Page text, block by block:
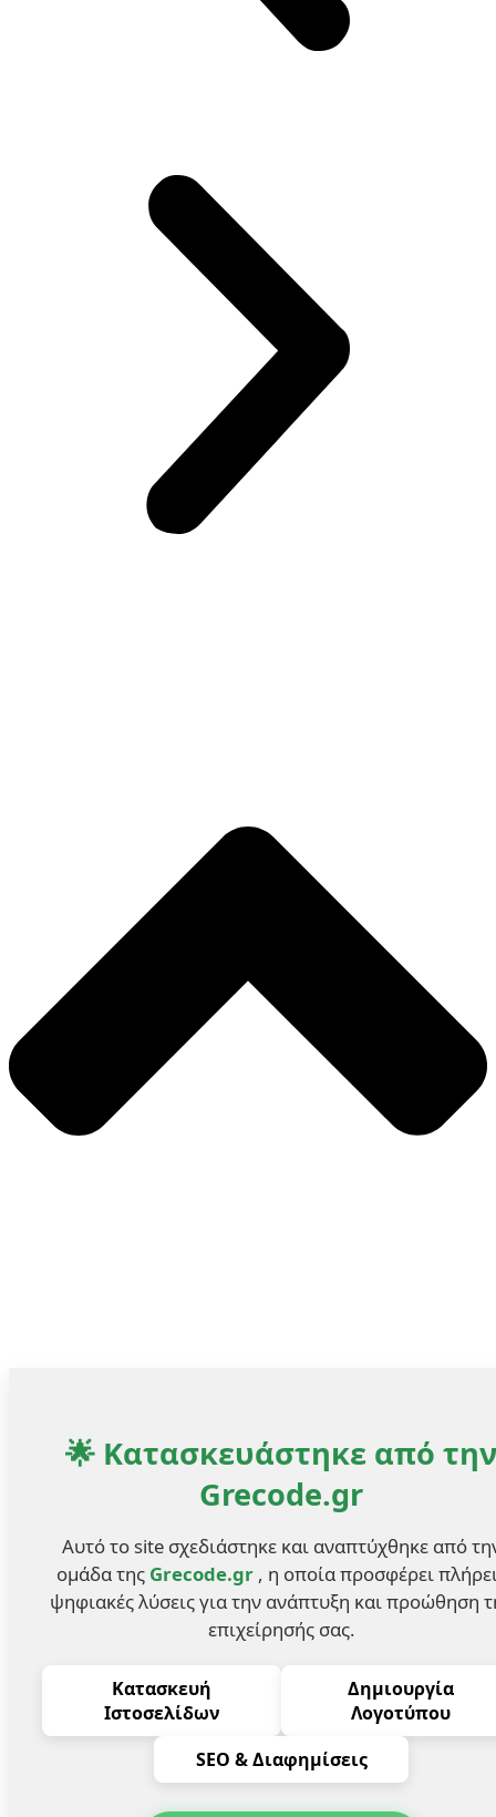
🌟 Κατασκευάστηκε από την
Grecode.gr
Αυτό το site σχεδιάστηκε και αναπτύχθηκε από
ομάδα της Grecode.gr , η οποία προσφέρει
ψηφιακές λύσεις για την ανάπτυξη και προώθηση
επιχείρησής σας.
Κατασκευή
Ιστοσελίδων
Δημιουργία
Λογοτύπου
SEO & Διαφημίσεις